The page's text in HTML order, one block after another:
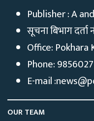
Publisher : A
सूचना बिभाग
Office: Pokhara
Phone:
E-mail
OUR TEAM